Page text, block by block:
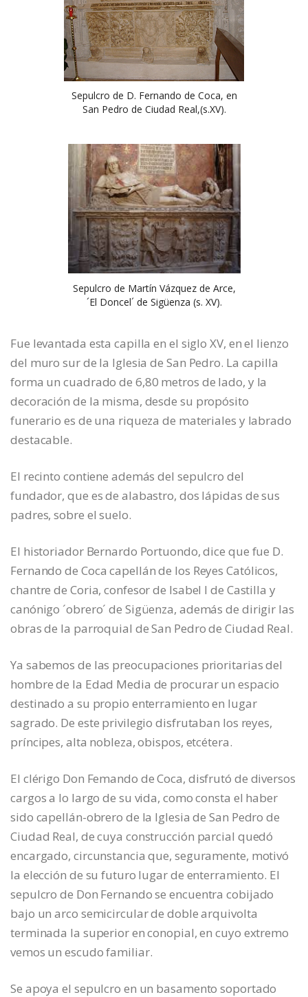
Sepulcro de D. Fernando de Coca, en
San Pedro de Ciudad Real,(s.XV).
Sepulcro de Martín Vázquez de Arce,
´El Doncel´ de Sigüenza (s. XV).
Fue levantada esta capilla en el siglo XV, en el lienzo
del muro sur de la Iglesia de San Pedro. La capilla
forma un cuadrado de 6,80 metros de lado, y la
decoración de la misma, desde su propósito
funerario es de una riqueza de materiales y labrado
destacable.
El recinto contiene además del sepulcro del
fundador, que es de alabastro, dos lápidas de sus
padres, sobre el suelo.
El historiador Bernardo Portuondo, dice que fue D.
Fernando de Coca capellán de los Reyes Católicos,
chantre de Coria, confesor de Isabel I de Castilla y
canónigo ´obrero´ de Sigüenza, además de dirigir las
obras de la parroquial de San Pedro de Ciudad Real.
Ya sabemos de las preocupaciones prioritarias del
hombre de la Edad Media de procurar un espacio
destinado a su propio enterramiento en lugar
sagrado. De este privilegio disfrutaban los reyes,
príncipes, alta nobleza, obispos, etcétera.
El clérigo Don Femando de Coca, disfrutó de diversos
cargos a lo largo de su vida, como consta el haber
sido capellán-obrero de la Iglesia de San Pedro de
Ciudad Real, de cuya construcción parcial quedó
encargado, circunstancia que, seguramente, motivó
la elección de su futuro lugar de enterramiento. El
sepulcro de Don Fernando se encuentra cobijado
bajo un arco semicircular de doble arquivolta
terminada la superior en conopial, en cuyo extremo
vemos un escudo familiar.
Se apoya el sepulcro en un basamento soportado